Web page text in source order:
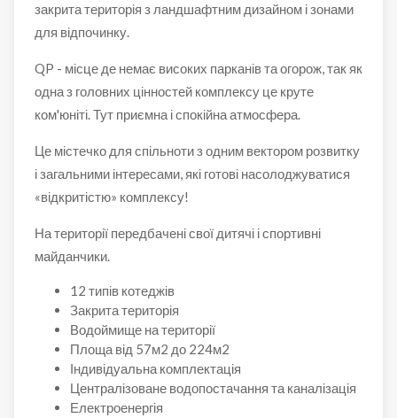
закрита територія з ландшафтним дизайном і зонами
для відпочинку.
QP - місце де немає високих парканів та огорож, так як
одна з головних цінностей комплексу це круте
ком'юніті. Тут приємна і спокійна атмосфера.
Це містечко для спільноти з одним вектором розвитку
і загальними інтересами, які готові насолоджуватися
«відкритістю» комплексу!
На території передбачені свої дитячі і спортивні
майданчики.
12 типів котеджів
Закрита територія
Водоймище на території
Площа від 57м2 до 224м2
Індивідуальна комплектація
Централізоване водопостачання та каналізація
Електроенергія